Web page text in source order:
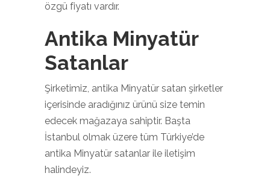
özgü fiyatı vardır.
Antika Minyatür
Satanlar
Şirketimiz, antika Minyatür satan şirketler
içerisinde aradığınız ürünü size temin
edecek mağazaya sahiptir. Başta
İstanbul olmak üzere tüm Türkiye’de
antika Minyatür satanlar ile iletişim
halindeyiz.